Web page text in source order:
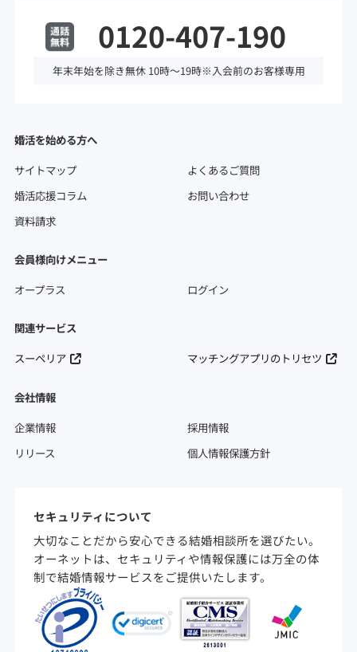
0120-407-190
年末年始を除き無休 10時～19時※入会前のお客様専用
婚活を始める方へ
サイトマップ
よくあるご質問
婚活応援コラム
お問い合わせ
資料請求
会員様向けメニュー
オープラス
ログイン
関連サービス
スーペリア
マッチングアプリのトリセツ
会社情報
企業情報
採用情報
リリース
個人情報保護方針
セキュリティについて
大切なことだから安心できる結婚相談所を選びたい。
オーネットは、セキュリティや情報保護には万全の体
制で結婚情報サービスをご提供いたします。